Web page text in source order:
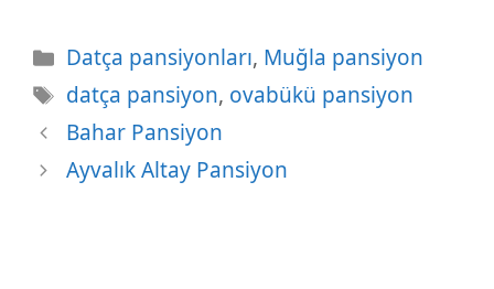
Kategoriler
Datça pansiyonları, Muğla pansiyon
Etiketler
datça pansiyon, ovabükü pansiyon
Bahar Pansiyon
Ayvalık Altay Pansiyon